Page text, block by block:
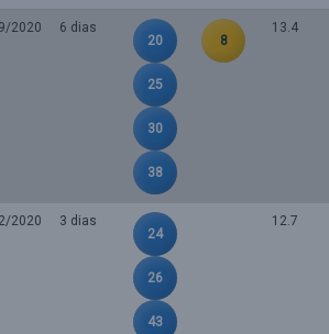
2020
6 dias
20
25
30
38
8
13.4
2020
3 dias
24
26
43
12.7